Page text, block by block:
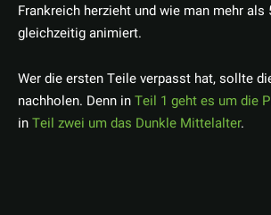
Frankreich herzieht und wie man mehr als
gleichzeitig animiert.
Wer die ersten Teile verpasst hat, sollte
nachholen. Denn inTeil 1 geht es um die
inTeil zwei um das Dunkle Mittelalter.